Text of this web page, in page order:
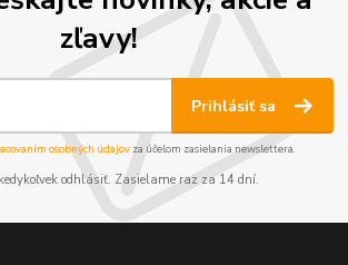
zľavy!
Prihlásiť sa
osobných údajov za účelom zasielania newslettera.
odhlásiť. Zasielame raz za 14 dní.